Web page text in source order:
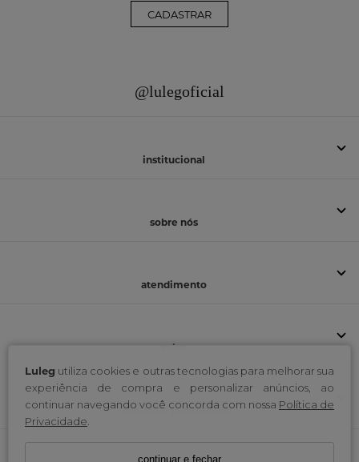
Luleg utiliza cookies e outras tecnologias para melhorar sua
experiência de compra e personalizar anúncios, ao
continuar navegando você concorda com nossa Política de
Privacidade.
continuar e fechar
CADASTRAR
@lulegoficial
institucional
sobre nós
atendimento
selos
formas de pagamento